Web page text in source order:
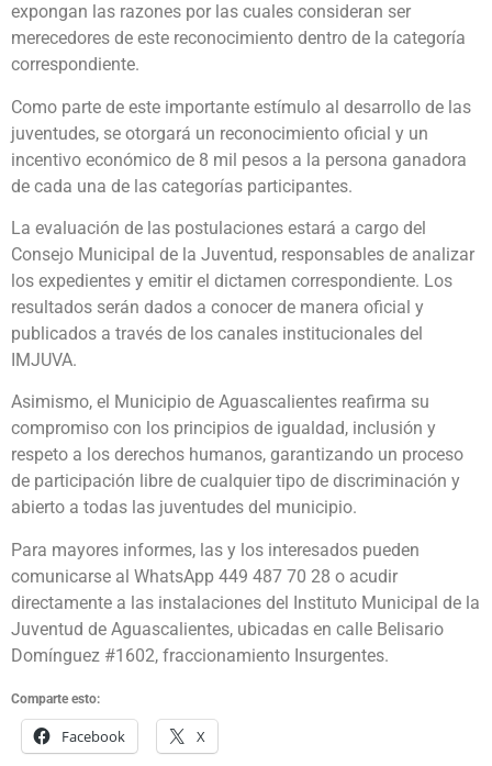
expongan las razones por las cuales consideran ser
merecedores de este reconocimiento dentro de la categoría
correspondiente.
Como parte de este importante estímulo al desarrollo de las
juventudes, se otorgará un reconocimiento oficial y un
incentivo económico de 8 mil pesos a la persona ganadora
de cada una de las categorías participantes.
La evaluación de las postulaciones estará a cargo del
Consejo Municipal de la Juventud, responsables de analizar
los expedientes y emitir el dictamen correspondiente. Los
resultados serán dados a conocer de manera oficial y
publicados a través de los canales institucionales del
IMJUVA.
Asimismo, el Municipio de Aguascalientes reafirma su
compromiso con los principios de igualdad, inclusión y
respeto a los derechos humanos, garantizando un proceso
de participación libre de cualquier tipo de discriminación y
abierto a todas las juventudes del municipio.
Para mayores informes, las y los interesados pueden
comunicarse al WhatsApp 449 487 70 28 o acudir
directamente a las instalaciones del Instituto Municipal de la
Juventud de Aguascalientes, ubicadas en calle Belisario
Domínguez #1602, fraccionamiento Insurgentes.
Comparte esto:
Facebook X